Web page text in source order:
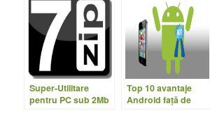
Super-Utilitare
pentru PC sub 2Mb
Top 10 avantaje
Android faţă de